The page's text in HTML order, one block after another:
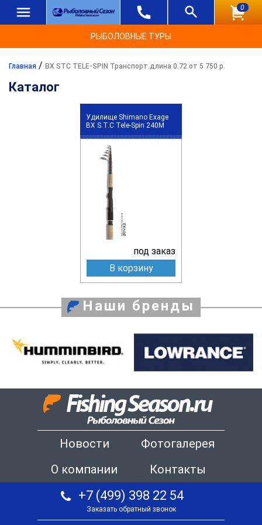
0
РЫБОЛОВНЫЕ ТУРЫ
Главная / BX STC TELE-SPIN Транспорт.длина 0.72 от 5 750 р.
Каталог
Удилище Shimano Exage
BX S.T.C Tele-Spin 240M
под заказ
В корзину
Наши бренды
Новости
Фотогалерея
О компании
Контакты
+7 (499) 398 22 54
Заказать обратный звонок